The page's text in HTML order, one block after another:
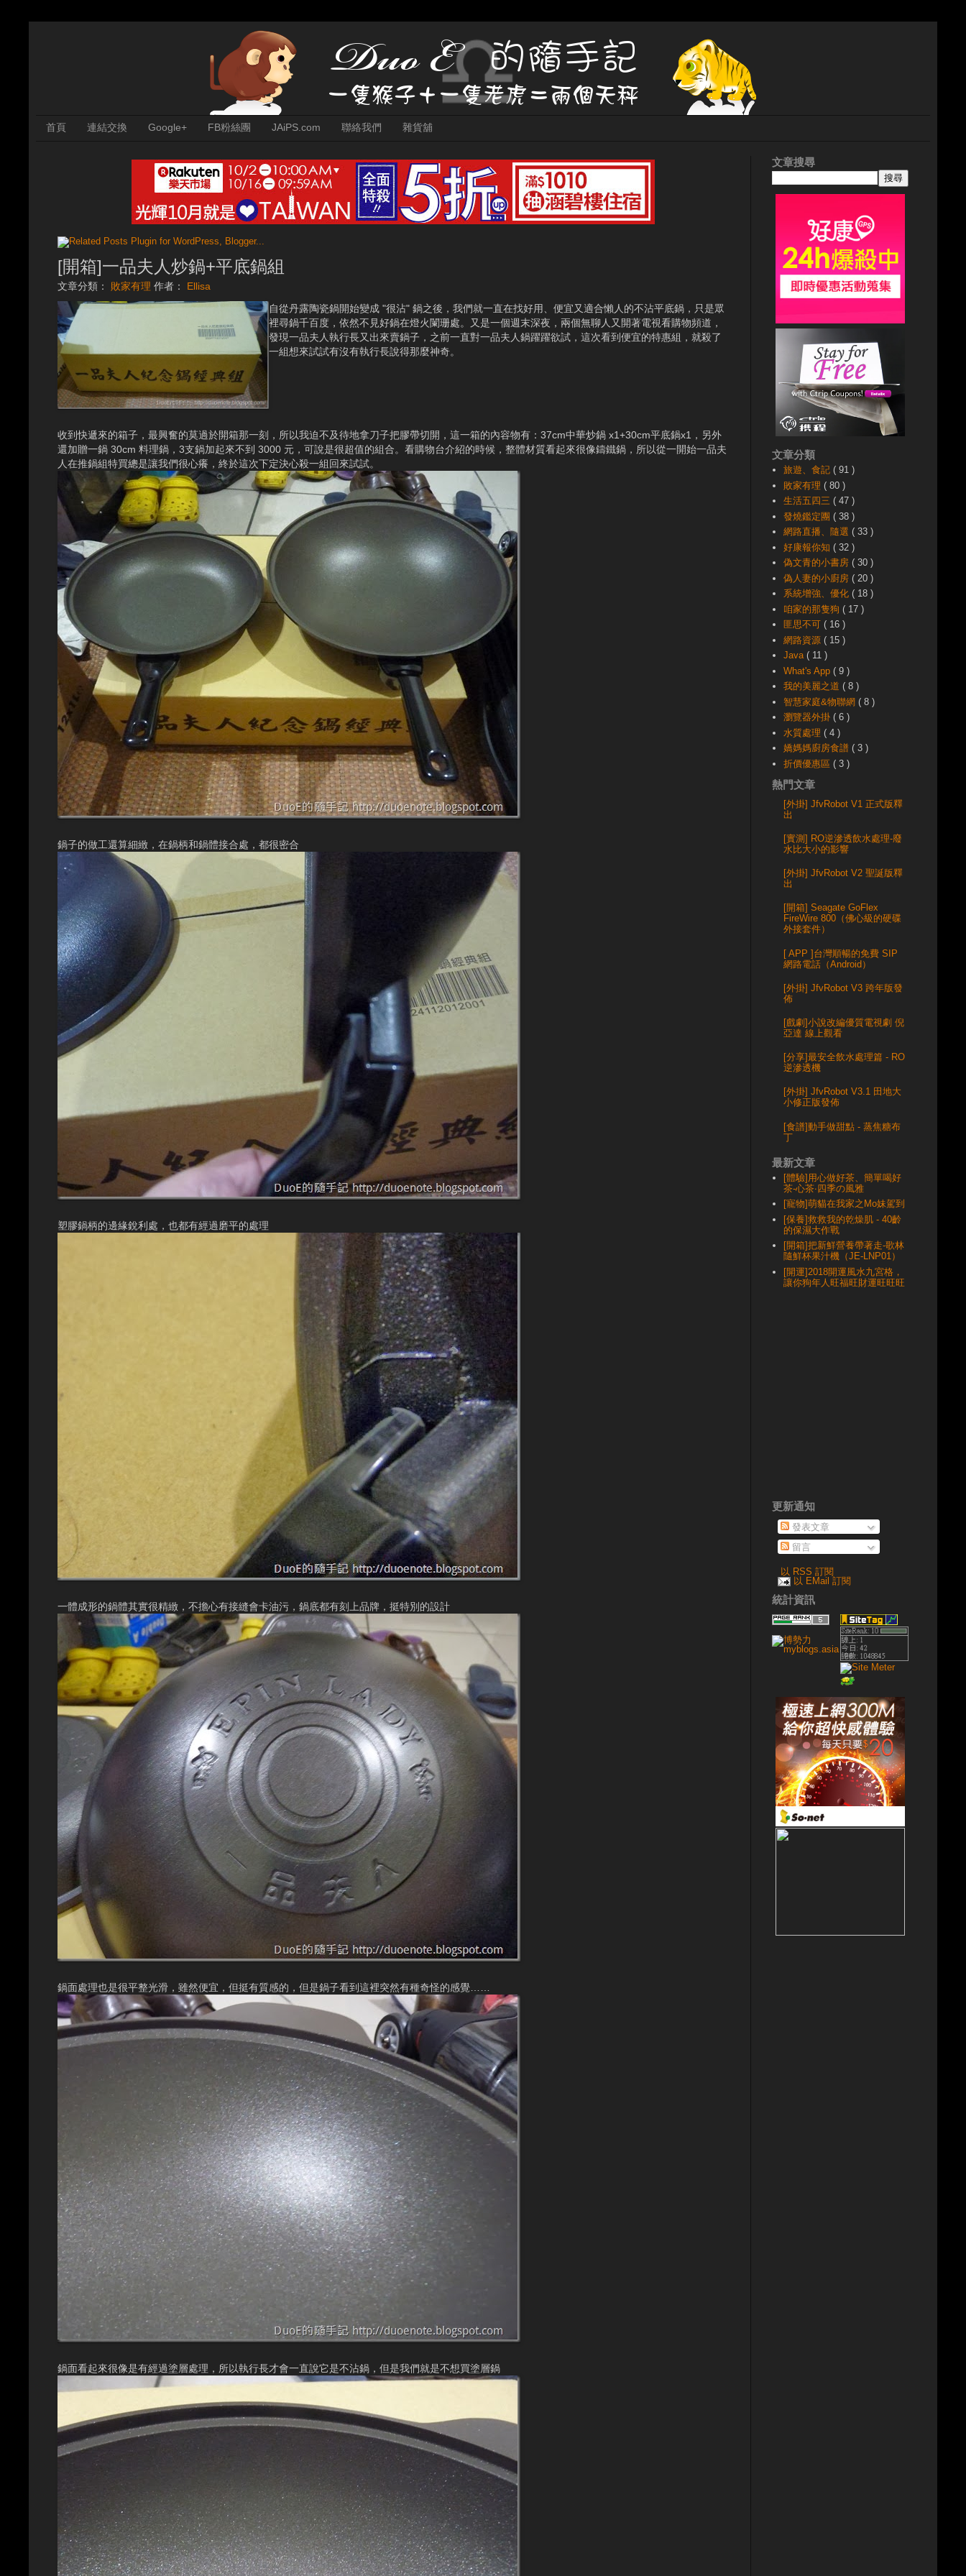
首頁 連結交換 Google+ FB粉絲團 JAiPS.com 聯絡我們 雜貨舖
[開箱]一品夫人炒鍋+平底鍋組
文章分類： 敗家有理 作者： Ellisa
自從丹露陶瓷鍋開始變成 "很沾" 鍋之後，我們就一直在找好用、便宜又適合懶人的不沾平底鍋，只是眾
裡尋鍋千百度，依然不見好鍋在燈火闌珊處。又是一個週末深夜，兩個無聊人又開著電視看購物頻道，
發現一品夫人執行長又出來賣鍋子，之前一直對一品夫人鍋躍躍欲試，這次看到便宜的特惠組，就殺了
一組想來試試有沒有執行長說得那麼神奇。
收到快遞來的箱子，最興奮的莫過於開箱那一刻，所以我迫不及待地拿刀子把膠帶切開，這一箱的內容物有：37cm中華炒鍋 x1+30cm平底鍋x1，另外
還加贈一鍋 30cm 料理鍋，3支鍋加起來不到 3000 元，可說是很超值的組合。看購物台介紹的時候，整體材質看起來很像鑄鐵鍋，所以從一開始一品夫
人在推鍋組特買總是讓我們很心癢，終於這次下定決心殺一組回來試試。
鍋子的做工還算細緻，在鍋柄和鍋體接合處，都很密合
塑膠鍋柄的邊緣銳利處，也都有經過磨平的處理
一體成形的鍋體其實很精緻，不擔心有接縫會卡油污，鍋底都有刻上品牌，挺特別的設計
鍋面處理也是很平整光滑，雖然便宜，但挺有質感的，但是鍋子看到這裡突然有種奇怪的感覺……
鍋面看起來很像是有經過塗層處理，所以執行長才會一直說它是不沾鍋，但是我們就是不想買塗層鍋
文章搜尋
文章分類
旅遊、食記( 91 )
敗家有理( 80 )
生活五四三( 47 )
發燒鑑定團( 38 )
網路直播、隨選( 33 )
好康報你知( 32 )
偽文青的小書房( 30 )
偽人妻的小廚房( 20 )
系統增強、優化( 18 )
咱家的那隻狗( 17 )
匪思不可( 16 )
網路資源( 15 )
Java( 11 )
What's App( 9 )
我的美麗之道( 8 )
智慧家庭&物聯網( 8 )
瀏覽器外掛( 6 )
水質處理( 4 )
嬌媽媽廚房食譜( 3 )
折價優惠區( 3 )
熱門文章
[外掛] JfvRobot V1 正式版釋
出
[實測] RO逆滲透飲水處理-廢
水比大小的影響
[外掛] JfvRobot V2 聖誕版釋
出
[開箱] Seagate GoFlex
FireWire 800（佛心級的硬碟
外接套件）
[ APP ]台灣順暢的免費 SIP
網路電話（Android）
[外掛] JfvRobot V3 跨年版發
佈
[戲劇]小說改編優質電視劇 倪
亞達 線上觀看
[分享]最安全飲水處理篇 - RO
逆滲透機
[外掛] JfvRobot V3.1 田地大
小修正版發佈
[食譜]動手做甜點 - 蒸焦糖布
丁
最新文章
[體驗]用心做好茶、簡單喝好
茶-心茶‧四季の風雅
[寵物]萌貓在我家之Mo妹駕到
[保養]救救我的乾燥肌 - 40齡
的保濕大作戰
[開箱]把新鮮營養帶著走-歌林
隨鮮杯果汁機（JE-LNP01）
[開運]2018開運風水九宮格，
讓你狗年人旺福旺財運旺旺旺
更新通知
發表文章
留言
以 RSS 訂閱
以 EMail 訂閱
統計資訊